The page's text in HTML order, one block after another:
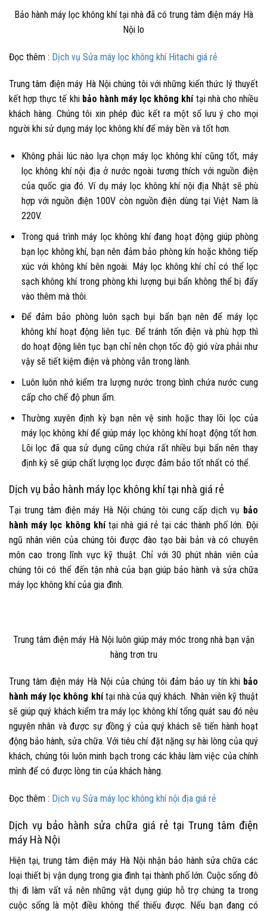
Bảo hành máy lọc không khí tại nhà đã có trung tâm điện máy Hà
Nội lo
Đọc thêm : Dịch vụ Sửa máy lọc không khí Hitachi giá rẻ
Trung tâm điện máy Hà Nội chúng tôi với những kiến thức lý thuyết
kết hợp thực tế khi bảo hành máy lọc không khítại nhà cho nhiều
khách hàng. Chúng tôi xin phép đúc kết ra một số lưu ý cho mọi
người khi sử dụng máy lọc không khí để máy bền và tốt hơn.
Không phải lúc nào lựa chọn máy lọc không khí cũng tốt, máy
lọc không khí nội địa ở nước ngoài tương thích với nguồn điện
của quốc gia đó. Ví dụ máy lọc không khí nội địa Nhật sẽ phù
hợp với nguồn điện 100V còn nguồn điện dùng tại Việt Nam là
220V.
Trong quá trình máy lọc không khí đang hoạt động giúp phòng
bạn lọc không khí, bạn nên đảm bảo phòng kín hoặc không tiếp
xúc với không khí bên ngoài. Máy lọc không khí chỉ có thể lọc
sạch không khí trong phòng khi lượng bụi bẩn không thể bị đẩy
vào thêm mà thôi.
Để đảm bảo phòng luôn sạch bụi bẩn bạn nên để máy lọc
không khí hoạt động liên tục. Để tránh tốn điện và phù hợp thì
do hoạt động liên tục bạn chỉ nên chọn tốc độ gió vừa phải như
vậy sẽ tiết kiệm điện và phòng vẫn trong lành.
Luôn luôn nhớ kiểm tra lượng nước trong bình chứa nước cung
cấp cho chế độ phun ẩm.
Thường xuyên định kỳ bạn nên vệ sinh hoặc thay lõi lọc của
máy lọc không khí để giúp máy lọc không khí hoạt động tốt hơn.
Lõi lọc đã qua sử dụng cũng chứa rất nhiều bụi bẩn nên thay
định kỳ sẽ giúp chất lượng lọc được đảm bảo tốt nhất có thể.
Dịch vụ bảo hành máy lọc không khí tại nhà giá rẻ
Tại trung tâm điện máy Hà Nội chúng tôi cung cấp dịch vụ bảo
hành máy lọc không khítại nhà giá rẻ tại các thành phố lớn. Đội
ngũ nhân viên của chúng tôi được đào tạo bài bản và có chuyên
môn cao trong lĩnh vực kỹ thuật. Chỉ với 30 phút nhân viên của
chúng tôi có thể đến tận nhà của bạn giúp bảo hành và sửa chữa
máy lọc không khí của gia đình.
Trung tâm điện máy Hà Nội luôn giúp máy móc trong nhà bạn vận
hàng trơn tru
Trung tâm điện máy Hà Nội của chúng tôi đảm bảo uy tín khi bảo
hành máy lọc không khítại nhà của quý khách. Nhân viên kỹ thuật
sẽ giúp quý khách kiểm tra máy lọc không khí tổng quát sau đó nêu
nguyên nhân và được sự đồng ý của quý khách sẽ tiến hành hoạt
động bảo hành, sửa chữa. Với tiêu chí đặt nặng sự hài lòng của quý
khách, chúng tôi luôn minh bạch trong các khâu làm việc của chính
mình để có được lòng tin của khách hàng.
Đọc thêm : Dịch vụ Sửa máy lọc không khí nội địa giá rẻ
Dịch vụ bảo hành sửa chữa giá rẻ tại Trung tâm điện
máy Hà Nội
Hiện tại, trung tâm điện máy Hà Nội nhận bảo hành sửa chữa các
loại thiết bị vận dụng trong gia đình tại thành phố lớn. Cuộc sống đô
thị đi làm vất vả nên những vật dụng giúp hỗ trợ chúng ta trong
cuộc sống là một điều không thể thiếu được. Nếu bạn đang có